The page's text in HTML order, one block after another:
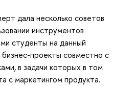
дала несколько советов
инструментов
студенты на данный
проекты совместно с
в задачи которых в том
с маркетингом продукта.